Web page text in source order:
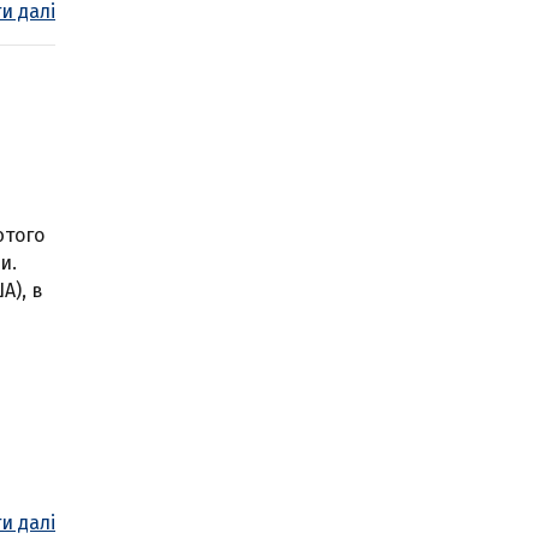
далі
в
далі